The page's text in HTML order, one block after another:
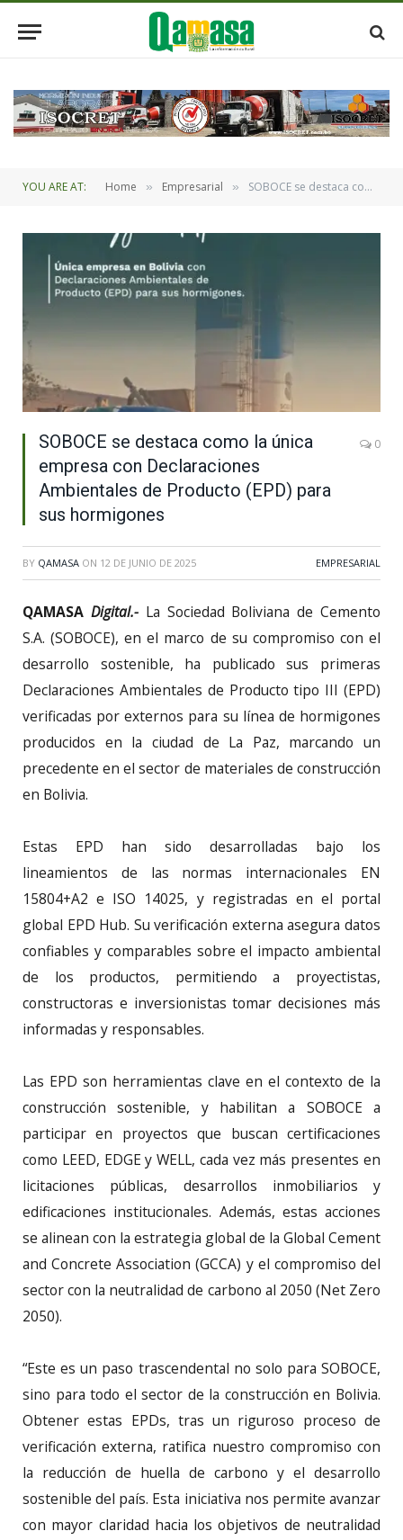
YOU ARE AT: Home » Empresarial » SOBOCE se destaca como la única empresa con Declaraciones Ambientales de Producto (EPD) para sus hormigones
SOBOCE se destaca como la única
empresa con Declaraciones
Ambientales de Producto (EPD) para
sus hormigones
0
BY QAMASA ON 12 DE JUNIO DE 2025 EMPRESARIAL
QAMASA Digital.-La Sociedad Boliviana de Cemento
S.A. (SOBOCE), en el marco de su compromiso con el
desarrollo sostenible, ha publicado sus primeras
Declaraciones Ambientales de Producto tipo III (EPD)
verificadas por externos para su línea de hormigones
producidos en la ciudad de La Paz, marcando un
precedente en el sector de materiales de construcción
en Bolivia.
Estas EPD han sido desarrolladas bajo los
lineamientos de las normas internacionales EN
15804+A2 e ISO 14025, y registradas en el portal
global EPD Hub. Su verificación externa asegura datos
confiables y comparables sobre el impacto ambiental
de los productos, permitiendo a proyectistas,
constructoras e inversionistas tomar decisiones más
informadas y responsables.
Las EPD son herramientas clave en el contexto de la
construcción sostenible, y habilitan a SOBOCE a
participar en proyectos que buscan certificaciones
como LEED, EDGE y WELL, cada vez más presentes en
licitaciones públicas, desarrollos inmobiliarios y
edificaciones institucionales. Además, estas acciones
se alinean con la estrategia global de la Global Cement
and Concrete Association (GCCA) y el compromiso del
sector con la neutralidad de carbono al 2050 (Net Zero
2050).
“Este es un paso trascendental no solo para SOBOCE,
sino para todo el sector de la construcción en Bolivia.
Obtener estas EPDs, tras un riguroso proceso de
verificación externa, ratifica nuestro compromiso con
la reducción de huella de carbono y el desarrollo
sostenible del país. Esta iniciativa nos permite avanzar
con mayor claridad hacia los objetivos de neutralidad